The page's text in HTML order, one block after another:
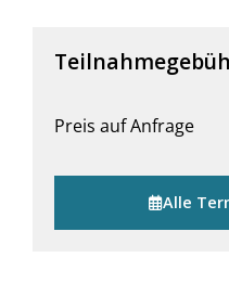
Preis auf Anfrage
Alle